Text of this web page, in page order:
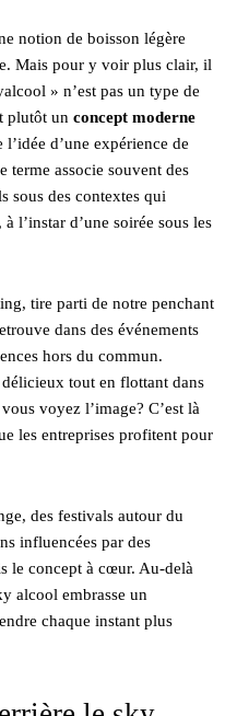
notion de boisson légère
Mais pour y voir plus clair, il
» n’est pas un type de
plutôt un concept moderne
d’une expérience de
terme associe souvent des
sous des contextes qui
l’instar d’une soirée sous les
tire parti de notre penchant
dans des événements
hors du commun.
tout en flottant dans
voyez l’image? C’est là
les entreprises profitent pour
des festivals autour du
influencées par des
le concept à cœur. Au-delà
alcool embrasse un
chaque instant plus